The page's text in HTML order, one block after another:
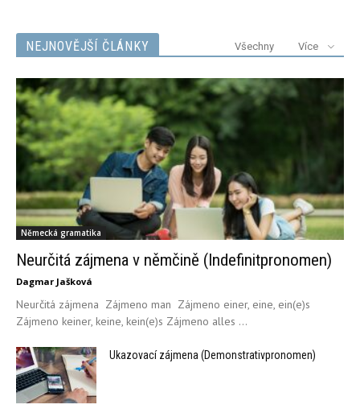
NEJNOVĚJŠÍ ČLÁNKY Všechny Více
Německá gramatika
Neurčitá zájmena v němčině (Indefinitpronomen)
Dagmar Jašková
Neurčitá zájmena Zájmeno man Zájmeno einer, eine, ein(e)s
Zájmeno keiner, keine, kein(e)s Zájmeno alles ...
Ukazovací zájmena (Demonstrativpronomen)